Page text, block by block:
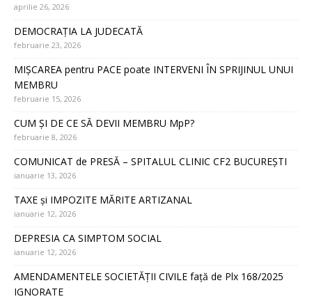
aprilie 26, 2026
DEMOCRAȚIA LA JUDECATĂ
februarie 23, 2026
MIȘCAREA pentru PACE poate INTERVENI ÎN SPRIJINUL UNUI
MEMBRU
februarie 15, 2026
CUM ȘI DE CE SĂ DEVII MEMBRU MpP?
februarie 8, 2026
COMUNICAT de PRESĂ – SPITALUL CLINIC CF2 BUCUREȘTI
ianuarie 13, 2026
TAXE și IMPOZITE MĂRITE ARTIZANAL
ianuarie 12, 2026
DEPRESIA CA SIMPTOM SOCIAL
ianuarie 12, 2026
AMENDAMENTELE SOCIETĂȚII CIVILE față de Plx 168/2025
IGNORATE